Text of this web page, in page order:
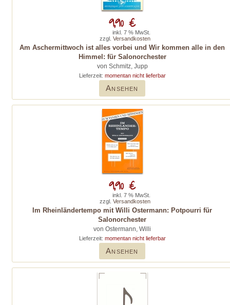
Am Aschermittwoch ist alles vorbei und Wir kommen alle in den
Himmel: für Salonorchester
von Schmitz, Jupp
Lieferzeit: momentan nicht lieferbar
Ansehen
9,90 €
inkl. 7 % MwSt.
zzgl. Versandkosten
Im Rheinländertempo mit Willi Ostermann: Potpourri für
Salonorchester
von Ostermann, Willi
Lieferzeit: momentan nicht lieferbar
Ansehen
9,90 €
inkl. 7 % MwSt.
zzgl. Versandkosten